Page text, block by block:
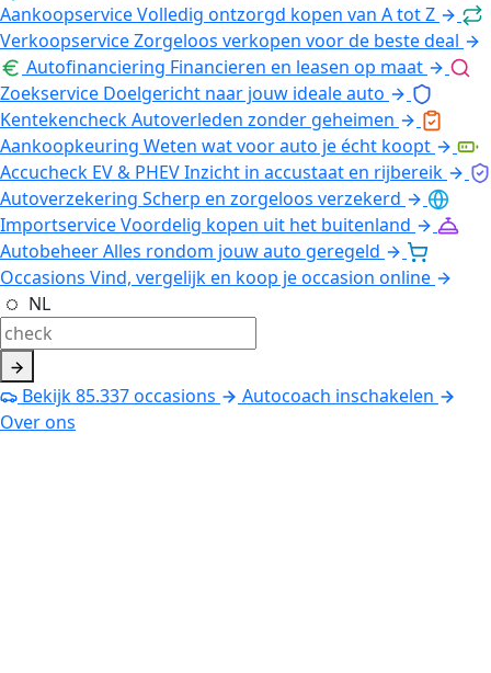
AankoopserviceVolledig ontzorgd kopen van A tot Z
VerkoopserviceZorgeloos verkopen voor de beste deal
Autofinanciering Financieren en leasen op maat
Zoekservice Doelgericht naar jouw ideale auto
KentekencheckAutoverleden zonder geheimen
Aankoopkeuring Weten wat voor auto je écht koopt
Accucheck EV & PHEVInzicht in accustaat en rijbereik
Autoverzekering Scherp en zorgeloos verzekerd
ImportserviceVoordelig kopen uit het buitenland
AutobeheerAlles rondom jouw auto geregeld
Occasions Vind, vergelijk en koop je occasion online
NL
Bekijk85.337occasions
Autocoach inschakelen
Over ons